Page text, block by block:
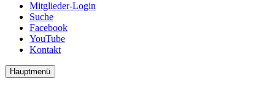
Mitglieder-Login
Suche
Facebook
YouTube
Kontakt
Hauptmenü